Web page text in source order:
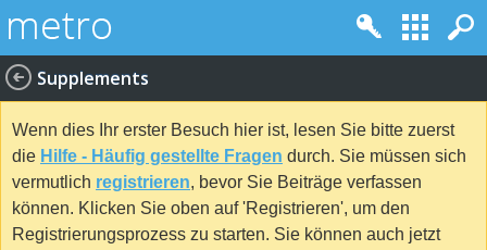
Supplements
Wenn dies Ihr erster Besuch hier ist, lesen Sie bitte zuerst
die Hilfe - Häufig gestellte Fragen durch. Sie müssen sich
vermutlich registrieren, bevor Sie Beiträge verfassen
können. Klicken Sie oben auf 'Registrieren', um den
Registrierungsprozess zu starten. Sie können auch jetzt